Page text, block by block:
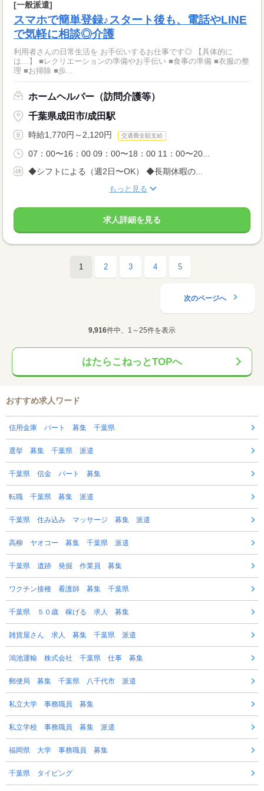
[一般派遣]
スマホで簡単登録♪スタート後も、電話やLINE
で気軽に相談◎介護
利用者さんの日常生活を お手伝いするお仕事です◎ 【具体的に
は…】 ■レクリエーションの準備やお手伝い ■食事の準備 ■衣服の整
理 ■お掃除 ■歩...
ホームヘルパー（訪問介護等）
千葉県成田市/成田駅
時給1,770円～2,120円 交通費全額支給
07：00〜16：00 09：00〜18：00 11：00〜20...
◆シフトによる（週2日〜OK） ◆長期休暇の...
もっと見る
求人詳細を見る
1 2 3 4 5
次のページへ
9,916件中、1～25件を表示
はたらこねっとTOPへ
おすすめ求人ワード
信用金庫 パート 募集 千葉県
選挙 募集 千葉県 派遣
千葉県 信金 パート 募集
転職 千葉県 募集 派遣
千葉県 住み込み マッサージ 募集 派遣
高柳 ヤオコー 募集 千葉県 派遣
千葉県 遺跡 発掘 作業員 募集
ワクチン接種 看護師 募集 千葉県
千葉県 ５０歳 稼げる 求人 募集
雑貨屋さん 求人 募集 千葉県 派遣
鴻池運輸 株式会社 千葉県 仕事 募集
郵便局 募集 千葉県 八千代市 派遣
私立大学 事務職員 募集
私立学校 事務職員 募集 派遣
福岡県 大学 事務職員 募集
千葉県 タイピング